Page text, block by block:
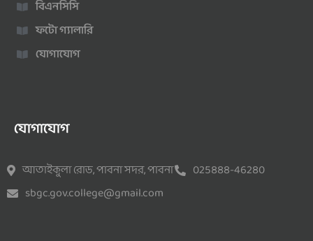
বিএনসিসি
ফটো গ্যালারি
যোগাযোগ
যোগাযোগ
আতাইকুলা রোড, পাবনা সদর, পাবনা
025888-46280
sbgc.gov.college@gmail.com